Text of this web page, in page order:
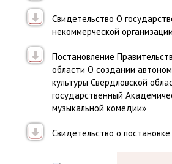
Свидетельство О
некоммерческой организации
Постановление
области О создании
культуры Свердловской
государственный
музыкальной комедии»
Свидетельство о